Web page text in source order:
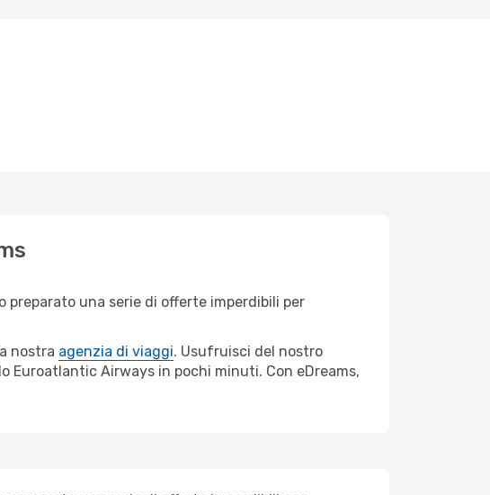
preparato una serie di offerte imperdibili per
nostra agenzia di viaggi. Usufruisci del nostro
Airways in pochi minuti. Con eDreams,